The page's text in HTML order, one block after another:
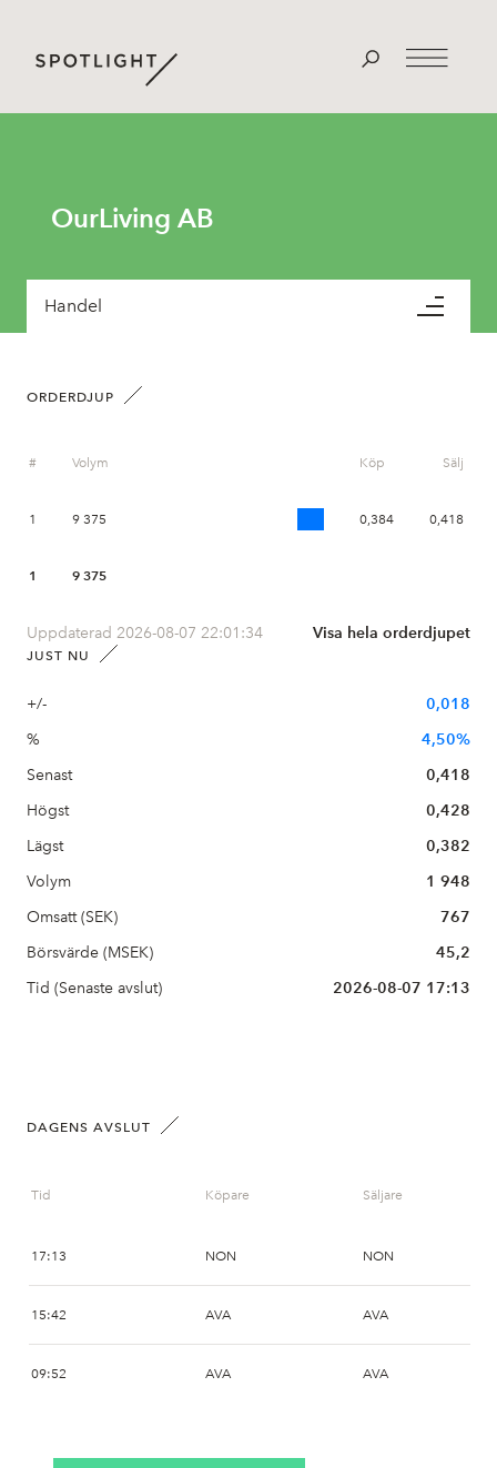
OurLiving AB
Handel
ORDERDJUP
# Volym Köp Sälj
1 9 375 0,384 0,418
1 9 375
Uppdaterad 2026-08-07 22:01:34 Visa hela orderdjupet
JUST NU
+/-
0,018
%
4,50%
Senast
0,418
Högst
0,428
Lägst
0,382
Volym
1 948
Omsatt (SEK)
767
Börsvärde (MSEK)
45,2
Tid (Senaste avslut)
2026-08-07 17:13
DAGENS AVSLUT
Tid Köpare Säljare
17:13 NON NON
15:42 AVA AVA
09:52 AVA AVA